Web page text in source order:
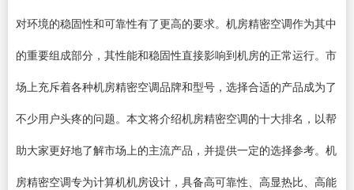
对环境的稳固性和可靠性有了更高的要求。机房精密空调作为其中
的重要组成部分，其性能和稳固性直接影响到机房的正常运行。市
场上充斥着各种机房精密空调品牌和型号，选择合适的产品成为了
不少用户头疼的问题。本文将介绍机房精密空调的十大排名，以帮
助大家更好地了解市场上的主流产品，并提供一定的选择参考。机
房精密空调专为计算机机房设计，具备高可靠性、高显热比、高能